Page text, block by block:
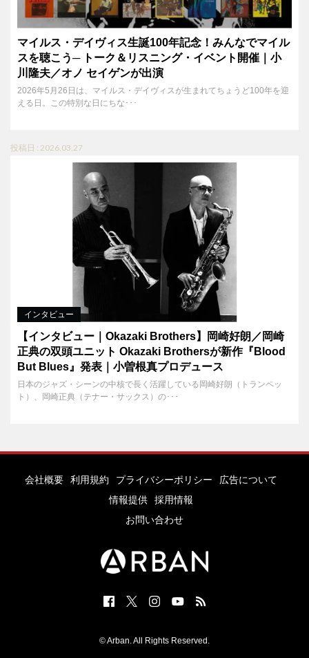
マイルス・デイヴィス生誕100年記念！みんなでマイル
スを聴こう─ トーク＆リスニング・イベント開催｜小
川隆夫／オノ セイゲンが出演
2026年5月26日は、マイルス・デイヴィスが生まれてちょうど100年を迎
える日。この特別な日にちな･･･
投稿日 : 2026.03.27
インタビュー
【インタビュー｜Okazaki Brothers】岡崎好朗／岡崎
正典の双頭ユニット Okazaki Brothersが新作『Blood
But Blues』発表｜小曽根真プロデュース
日本のジャズ・シーンの中核で長く活躍している岡崎好朗（トランペッ
ト）、岡崎正典（テナー・サックス）の･･･
会社概要 利用規約 プライバシーポリシー
広告について
情報提供
採用情報
お問い合わせ
© Arban. All Rights Reserved.